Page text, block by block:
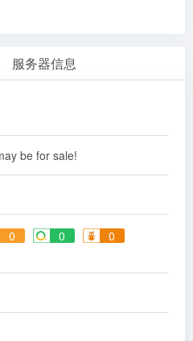
服务器信息
be for sale!
0 0
0